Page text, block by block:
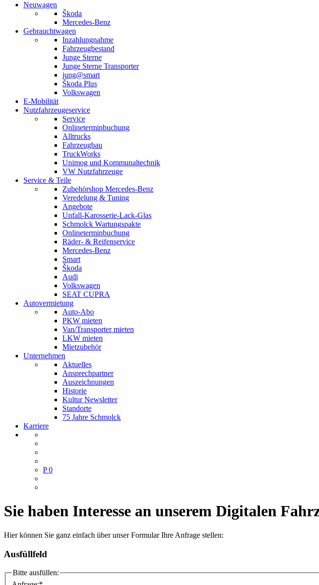
Neuwagen
Škoda
Mercedes-Benz
Gebrauchtwagen
Inzahlungnahme
Fahrzeugbestand
Junge Sterne
Junge Sterne Transporter
jung@smart
Škoda Plus
Volkswagen
E-Mobilität
Nutzfahrzeugeservice
Service
Onlineterminbuchung
Alltrucks
Fahrzeugbau
TruckWorks
Unimog und Kommunaltechnik
VW Nutzfahrzeuge
Service & Teile
Zubehörshop Mercedes-Benz
Veredelung & Tuning
Angebote
Unfall-Karosserie-Lack-Glas
Schmolck Wartungspakte
Onlineterminbuchung
Räder- & Reifenservice
Mercedes-Benz
Smart
Škoda
Audi
Volkswagen
SEAT CUPRA
Autovermietung
Auto-Abo
PKW mieten
Van/Transporter mieten
LKW mieten
Mietzubehör
Unternehmen
Aktuelles
Ansprechpartner
Auszeichnungen
Historie
Kultur Newsletter
Standorte
75 Jahre Schmolck
Karriere
P 0
Sie haben Interesse an unserem Digitalen
Hier können Sie ganz einfach über unser Formular Ihre Anfrage stellen:
Ausfüllfeld
Bitte ausfüllen: